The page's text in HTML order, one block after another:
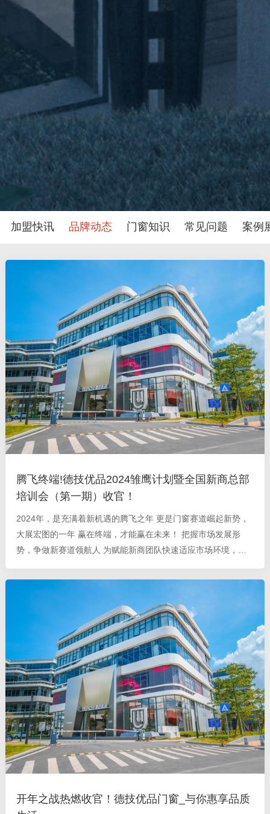
加盟快讯 品牌动态 门窗知识 常见问题 案例
腾飞终端!德技优品2024雏鹰计划暨全国新商总部
培训会（第一期）收官！
2024年，是充满着新机遇的腾飞之年 更是门窗赛道崛起新势，
大展宏图的一年 赢在终端，才能赢在未来！ 把握市场发展形
势，争做新赛道领航人 为赋能新商团队快速适应市场环境，掌
院 于4月8日至4月13日开展为期
开年之战热燃收官！德技优品门窗_与你惠享品质